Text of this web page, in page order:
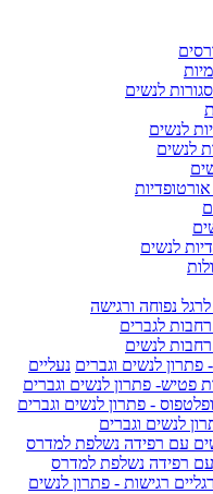
לנשים
לנשים
לנשים
לנשים
נפוחה ורגישה
לגברים
לנשים
פתרון לנשים וגברים נעליים
פטיש- פתרון לנשים וגברים
- פתרון לנשים וגברים
לנשים וגברים
עם רפידה נשלפת למדרס
עם רפידה נשלפת למדרס
רגישות - פתרון לנשים